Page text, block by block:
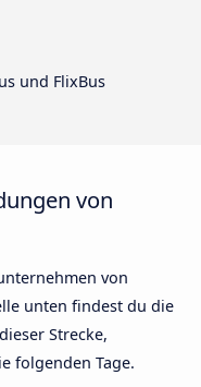
und FlixBus
von
von
unten findest du die
Strecke,
folgenden Tage.